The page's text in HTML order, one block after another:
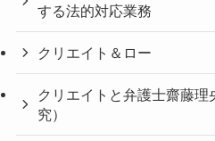
する法的対応業務
クリエイト＆ロー
クリエイトと弁護士齋藤
究）